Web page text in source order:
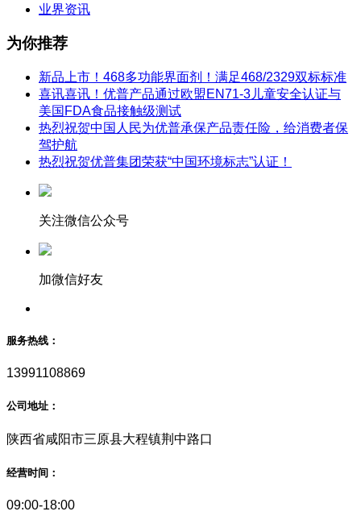
业界资讯
为你推荐
新品上市！468多功能界面剂！满足468/2329双标标准
喜讯喜讯！优普产品通过欧盟EN71-3儿童安全认证与
美国FDA食品接触级测试
热烈祝贺中国人民为优普承保产品责任险，给消费者保
驾护航
热烈祝贺优普集团荣获“中国环境标志”认证！
关注微信公众号
加微信好友
服务热线：
13991108869
公司地址：
陕西省咸阳市三原县大程镇荆中路口
经营时间：
09:00-18:00